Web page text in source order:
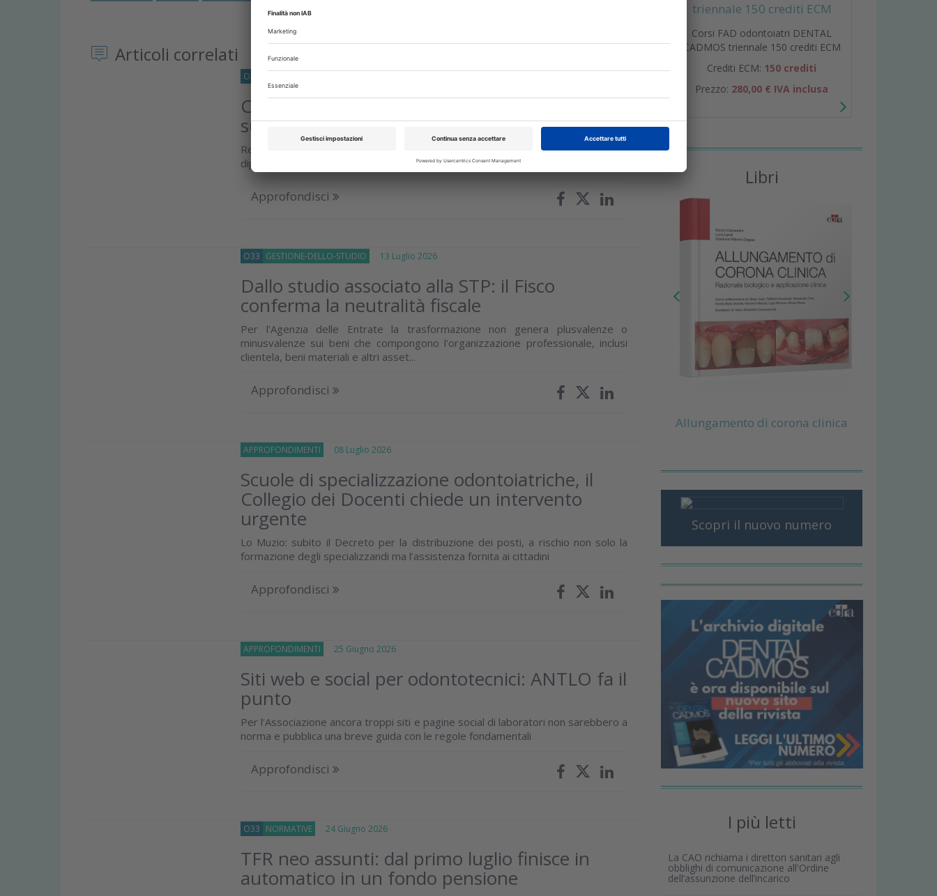
Articoli correlati
O33
Collaborazione odontoiatrica e lavoro
subordinato: la Cassazione traccia il confine
Respinta la domanda di un giovane dentista che voleva far riconoscere come
dipendente un rapporto professionale svolto in uno studio dentistico
Approfondisci
O33 GESTIONE-DELLO-STUDIO 13 Luglio 2026
Dallo studio associato alla STP: il Fisco
conferma la neutralità fiscale
Per l’Agenzia delle Entrate la trasformazione non genera plusvalenze o
minusvalenze sui beni che compongono l'organizzazione professionale, inclusi
clientela, beni materiali e altri asset...
Approfondisci
APPROFONDIMENTI 08 Luglio 2026
Scuole di specializzazione odontoiatriche, il
Collegio dei Docenti chiede un intervento
urgente
Lo Muzio: subito il Decreto per la distribuzione dei posti, a rischio non solo la
formazione degli specializzandi ma l’assistenza fornita ai cittadini
Approfondisci
APPROFONDIMENTI 25 Giugno 2026
Siti web e social per odontotecnici: ANTLO fa il
punto
Per l’Associazione ancora troppi siti e pagine social di laboratori non sarebbero a
norma e pubblica una breve guida con le regole fondamentali
Approfondisci
O33 NORMATIVE 24 Giugno 2026
TFR neo assunti: dal primo luglio finisce in
automatico in un fondo pensione
triennale 150 crediti ECM
Corsi FAD odontoiatri DENTAL
CADMOS triennale 150 crediti ECM
Crediti ECM: 150 crediti
Prezzo: 280,00 € IVA inclusa
Libri
Allungamento di corona clinica
Scopri il nuovo numero
I più letti
La CAO richiama i direttori sanitari agli
obblighi di comunicazione all'Ordine
dell’assunzione dell’incarico